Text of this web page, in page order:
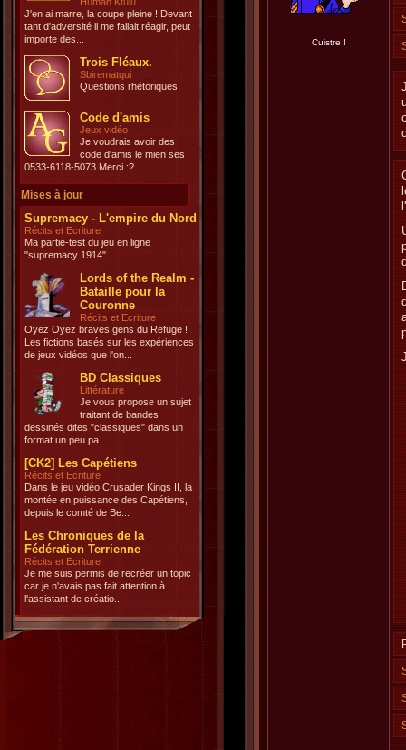
J'en ai marre, la coupe pleine ! Devant
tant d'adversité il me fallait réagir, peut
importe des...
Trois Fléaux.
Sbirematqui
Questions rhétoriques.
Code d'amis
Jeux vidéo
Je voudrais avoir des
code d'amis le mien ses
0533-6118-5073 Merci :?
Mises à jour
Supremacy - L'empire du Nord
Récits et Ecriture
Ma partie-test du jeu en ligne
"supremacy 1914"
Lords of the Realm -
Bataille pour la
Couronne
Récits et Ecriture
Oyez Oyez braves gens du Refuge !
Les fictions basés sur les expériences
de jeux vidéos que l'on...
BD Classiques
Littérature
Je vous propose un sujet
traitant de bandes
dessinés dites "classiques" dans un
format un peu pa...
[CK2] Les Capétiens
Récits et Ecriture
Dans le jeu vidéo Crusader Kings II, la
montée en puissance des Capétiens,
depuis le comté de Be...
Les Chroniques de la
Fédération Terrienne
Récits et Ecriture
Je me suis permis de recréer un topic
car je n'avais pas fait attention à
l'assistant de créatio...
Cuistre !